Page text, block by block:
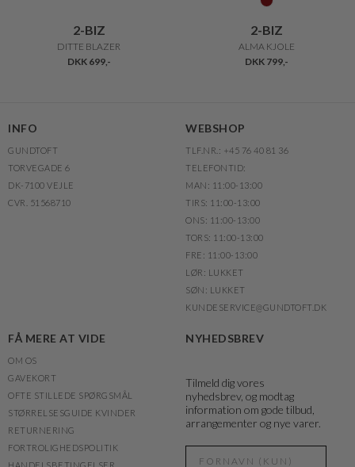
2-BIZ
DITTE BLAZER
DKK 699,-
2-BIZ
ALMA KJOLE
DKK 799,-
INFO
GUNDTOFT
TORVEGADE 6
DK-7100 VEJLE
CVR. 51568710
WEBSHOP
TLF.NR.: +45 76 40 81 36
TELEFONTID:
MAN: 11:00-13:00
TIRS: 11:00-13:00
ONS: 11:00-13:00
TORS: 11:00-13:00
FRE: 11:00-13:00
LØR: LUKKET
SØN: LUKKET
KUNDESERVICE@GUNDTOFT.DK
FÅ MERE AT VIDE
OM OS
GAVEKORT
OFTE STILLEDE SPØRGSMÅL
STØRRELSESGUIDE KVINDER
RETURNERING
FORTROLIGHEDSPOLITIK
NYHEDSBREV
Tilmeld dig vores
nyhedsbrev, og modtag
information om gode tilbud,
arrangementer og nye varer.